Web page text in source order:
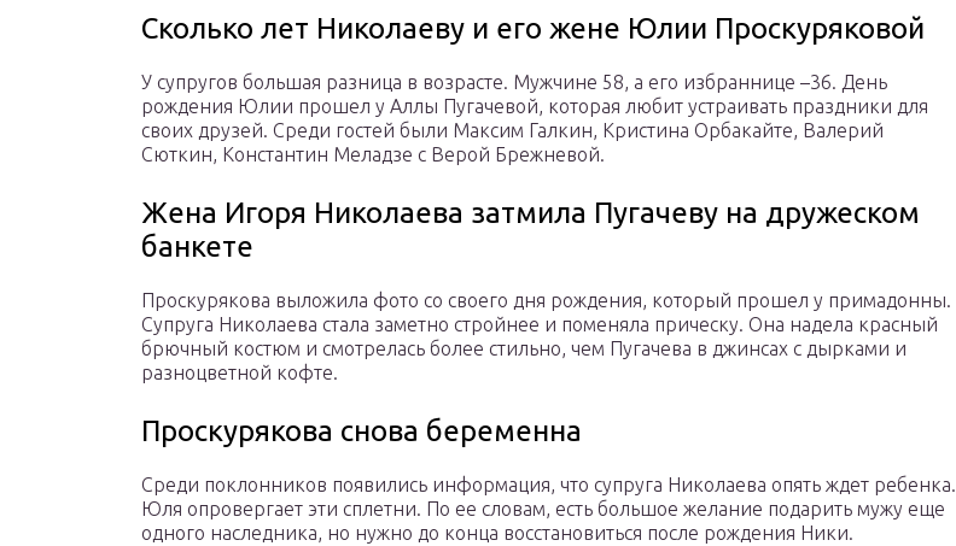
Сколько лет Николаеву и его жене Юлии Проскуряковой
У супругов большая разница в возрасте. Мужчине 58, а его избраннице –36. День
рождения Юлии прошел у Аллы Пугачевой, которая любит устраивать праздники для
своих друзей. Среди гостей были Максим Галкин, Кристина Орбакайте, Валерий
Сюткин, Константин Меладзе с Верой Брежневой.
Жена Игоря Николаева затмила Пугачеву на дружеском
банкете
Проскурякова выложила фото со своего дня рождения, который прошел у примадонны.
Супруга Николаева стала заметно стройнее и поменяла прическу. Она надела красный
брючный костюм и смотрелась более стильно, чем Пугачева в джинсах с дырками и
разноцветной кофте.
Проскурякова снова беременна
Среди поклонников появились информация, что супруга Николаева опять ждет ребенка.
Юля опровергает эти сплетни. По ее словам, есть большое желание подарить мужу еще
одного наследника, но нужно до конца восстановиться после рождения Ники.